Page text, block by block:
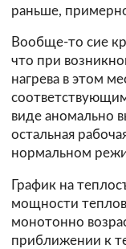
раньше,
Вообще-то сие
что при
нагрева в этом
виде аномально
остальная
нормальном
График на
мощности
монотонно
приближении к